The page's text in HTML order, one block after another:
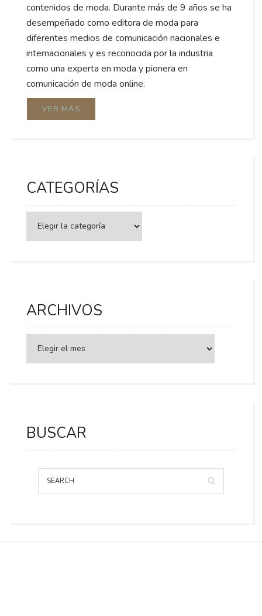
contenidos de moda. Durante más de 9 años se ha
desempeñado como editora de moda para
diferentes medios de comunicación nacionales e
internacionales y es reconocida por la industria
como una experta en moda y pionera en
comunicación de moda online.
VER MÁS
CATEGORÍAS
ARCHIVOS
BUSCAR